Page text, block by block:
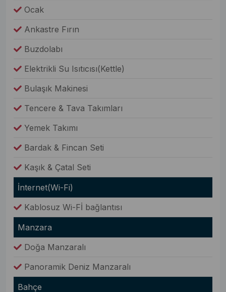
Ocak
Ankastre Fırın
Buzdolabı
Elektrikli Su Isıtıcısı(Kettle)
Bulaşık Makinesi
Tencere & Tava Takımları
Yemek Takımı
Bardak & Fincan Seti
Kaşık & Çatal Seti
İnternet(Wi-Fi)
Kablosuz Wi-Fİ bağlantısı
Manzara
Doğa Manzaralı
Panoramik Deniz Manzaralı
Bahçe